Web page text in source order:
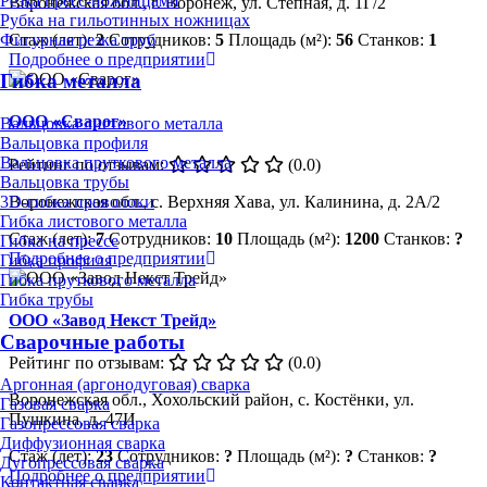
Рубка на гильотинных ножницах
Фигурная резка труб
Гибка металла
Вальцовка листового металла
Вальцовка профиля
Вальцовка пруткового металла
Вальцовка трубы
3D-гибка проволоки
Гибка листового металла
Гибка на прессе
Гибка профиля
Гибка пруткового металла
Гибка трубы
Сварочные работы
Аргонная (аргонодуговая) сварка
Газовая сварка
Газопрессовая сварка
Диффузионная сварка
Дугопрессовая сварка
Контактная сварка
Стаж (лет):2 Сотрудников: 5 Площадь (м²): 56 Станков: 1
Подробнее о предприятии
ООО «Сварог»
Рейтинг по отзывам:
(0.0)
Воронежская обл., с. Верхняя Хава, ул. Калинина, д. 2А/2
Стаж (лет):7 Сотрудников: 10 Площадь (м²): 1200 Станков: ?
Подробнее о предприятии
ООО «Завод Некст Трейд»
Рейтинг по отзывам:
(0.0)
Воронежская обл., Хохольский район, с. Костёнки, ул.
Пушкина, д. 47И
Стаж (лет):23 Сотрудников: ? Площадь (м²): ? Станков: ?
Подробнее о предприятии